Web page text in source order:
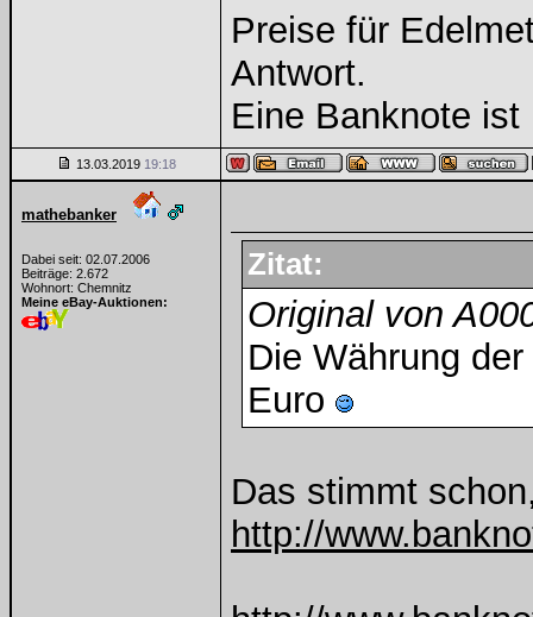
Preise für
Antwort.
Eine Banknote
13.03.2019 19:18
mathebanker
Dabei seit: 02.07.2006
Beiträge: 2.672
Wohnort: Chemnitz
Meine eBay-Auktionen:
Zitat:
Original von
Die Währung
Euro
Das stimmt
http://